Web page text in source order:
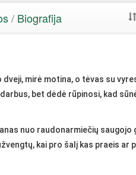
/ Biografija
dveji, mirė motina, o tėvas su
bet dėdė rūpinosi, kad
nuo raudonarmiečių
kai pro šalį kas praeis ar